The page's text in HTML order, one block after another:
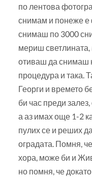
по лентова
снимам и понеже
снимаш по 3000
мериш
отиваш да снимаш
процедура и така.
Георги и времето
би час преди
а аз имах още 1-2
пулих се и реших
оградата. Помня,
хора, може би и
но помня, че